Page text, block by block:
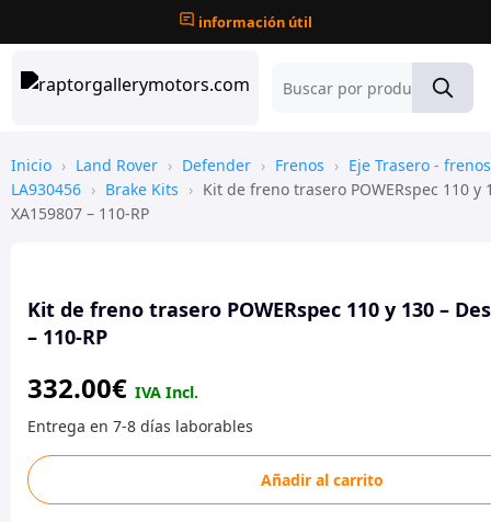
información útil
Inicio › Land Rover › Defender › Frenos › Eje Trasero -
LA930456 › Brake Kits › Kit de freno trasero POWERspec 110 y
XA159807 – 110-RP
Kit de freno trasero POWERspec 110 y 130 –
– 110-RP
332.00€
Kit
de
Añadir al carrito